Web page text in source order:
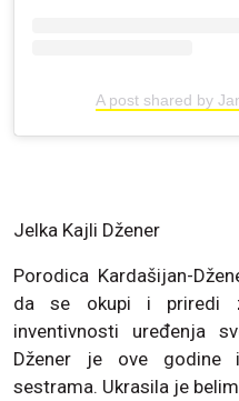
A post shared by
Jelka Kajli Džener
Porodica Kardašijan-
da se okupi i priredi
inventivnosti uređenja
Džener je ove godine
sestrama. Ukrasila je